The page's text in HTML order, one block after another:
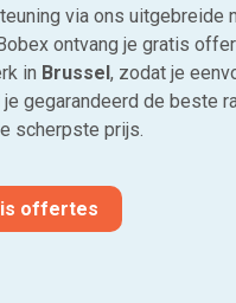
via ons uitgebreide
ontvang je gratis
in Brussel, zodat je
gegarandeerd de beste
scherpste prijs.
offertes